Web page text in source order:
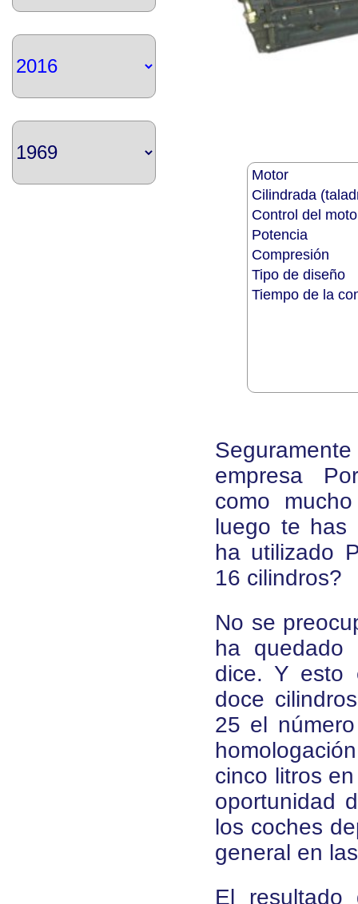
Motor
Cilindrada
Control del
Potencia
Compresión
Tipo de diseño
Tiempo de la
empresa
como
luego te has
ha utilizado
16 cilindros?
No se
ha quedado
dice. Y esto
doce
25 el
cinco litros
oportunidad
los coches
general en
El resultado